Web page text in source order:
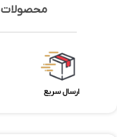
محصولات
ارسال سریع